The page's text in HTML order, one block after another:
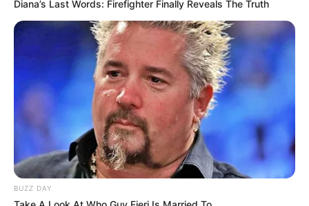
Diana’s Last Words: Firefighter Finally Reveals The Truth
BUZZ DAY